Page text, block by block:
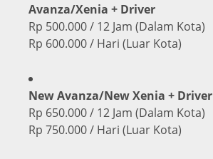
Avanza/Xenia + Driver
Rp 500.000 / 12 Jam (Dalam Kota)
Rp 600.000 / Hari (Luar Kota)
New Avanza/New Xenia + Driver
Rp 650.000 / 12 Jam (Dalam Kota)
Rp 750.000 / Hari (Luar Kota)